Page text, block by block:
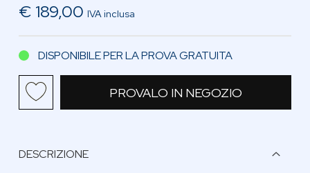
€ 189,00 IVA inclusa
DISPONIBILE PER LA PROVA GRATUITA
PROVALO IN NEGOZIO
DESCRIZIONE